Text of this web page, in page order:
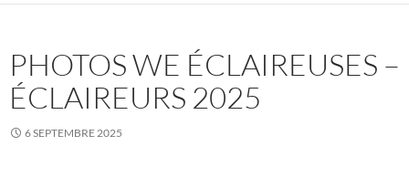
PHOTOS WE ÉCLAIREUSES –
ÉCLAIREURS 2025
6 SEPTEMBRE 2025